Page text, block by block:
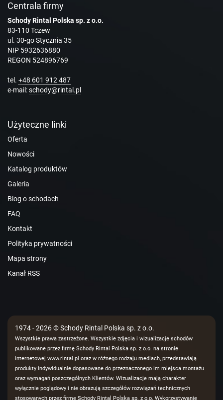
Centrala firmy
Schody Rintal Polska sp. z o.o.
83-110 Tczew
ul. 30-go Stycznia 35
NIP 5932636880
REGON 524896769
tel. +48 601 912 487
e-mail:schody@rintal.pl
Użyteczne linki
Oferta
Nowości
Katalog produktów
Galeria
Blog o schodach
FAQ
Kontakt
Polityka prywatności
Mapa strony
Kanał RSS
1974 - 2026 © Schody Rintal Polska sp. z o.o.
Wszystkie prawa zastrzeżone. Wszystkie zdjęcia i wizualizacje schodów
publikowane przez firmę Schody Rintal Polska sp. z o.o. na stronie
internetowej www.rintal.pl oraz w różnego rodzaju mediach, przedstawiają
produkty indywidualnie dopasowane do przeznaczonego im miejsca montażu
oraz wymagań poszczególnych Klientów. Wizualizacje mają charakter
wyłącznie poglądowy i nie obrazują szczegółów rozwiązań technicznych
stosowanych przez firmę Schody Rintal Polska sp. z o.o. Wykorzystywanie